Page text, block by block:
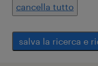
cancella tutto
salva la ricerca e